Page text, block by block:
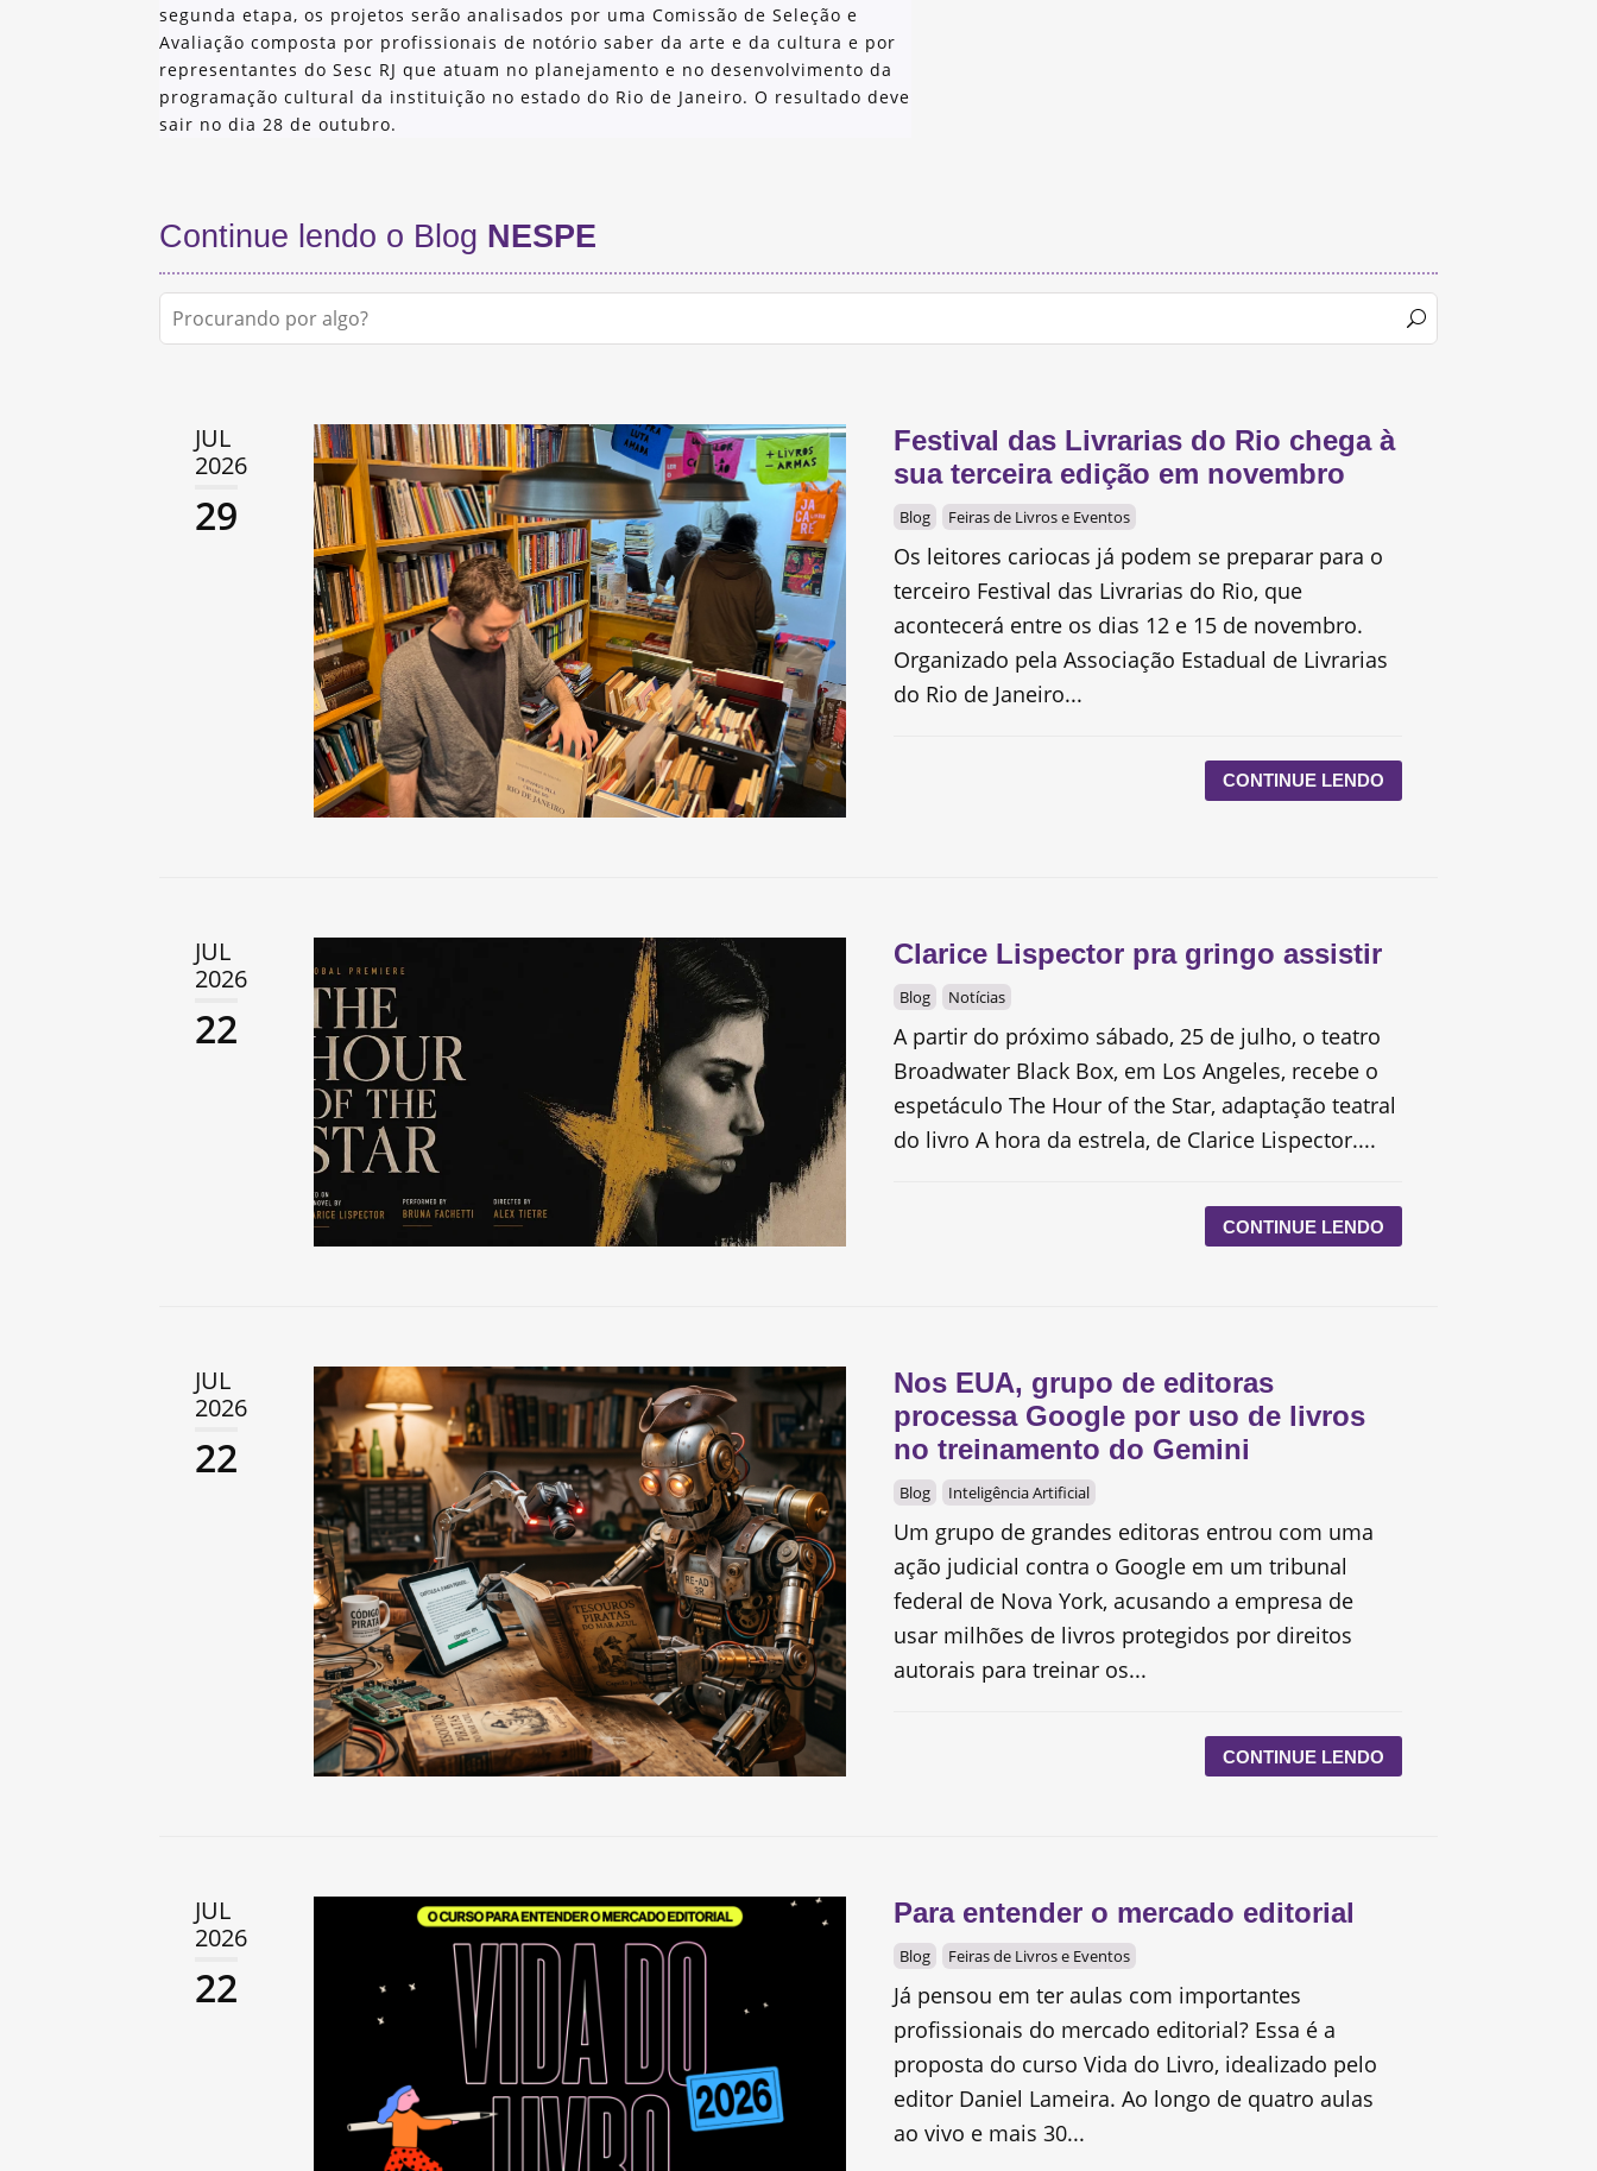
segunda etapa, os projetos serão analisados por uma Comissão de Seleção e
Avaliação composta por profissionais de notório saber da arte e da cultura e por
representantes do Sesc RJ que atuam no planejamento e no desenvolvimento da
programação cultural da instituição no estado do Rio de Janeiro. O resultado deve
sair no dia 28 de outubro.
Continue lendo o Blog NESPE
JUL
2026
29
Festival das Livrarias do Rio chega à
sua terceira edição em novembro
Blog Feiras de Livros e Eventos
Os leitores cariocas já podem se preparar para o
terceiro Festival das Livrarias do Rio, que
acontecerá entre os dias 12 e 15 de novembro.
Organizado pela Associação Estadual de Livrarias
do Rio de Janeiro...
CONTINUE LENDO
JUL
2026
22
Clarice Lispector pra gringo assistir
Blog Notícias
A partir do próximo sábado, 25 de julho, o teatro
Broadwater Black Box, em Los Angeles, recebe o
espetáculo The Hour of the Star, adaptação teatral
do livro A hora da estrela, de Clarice Lispector....
CONTINUE LENDO
JUL
2026
22
Nos EUA, grupo de editoras
processa Google por uso de livros
no treinamento do Gemini
Blog Inteligência Artificial
Um grupo de grandes editoras entrou com uma
ação judicial contra o Google em um tribunal
federal de Nova York, acusando a empresa de
usar milhões de livros protegidos por direitos
autorais para treinar os...
CONTINUE LENDO
JUL
2026
22
Para entender o mercado editorial
Blog Feiras de Livros e Eventos
Já pensou em ter aulas com importantes
profissionais do mercado editorial? Essa é a
proposta do curso Vida do Livro, idealizado pelo
editor Daniel Lameira. Ao longo de quatro aulas
ao vivo e mais 30...